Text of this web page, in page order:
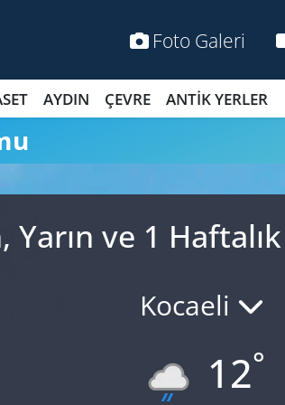
Foto Galeri
AYDIN ÇEVRE ANTİK YERLER
Yarın ve 1
Kocaeli
12°